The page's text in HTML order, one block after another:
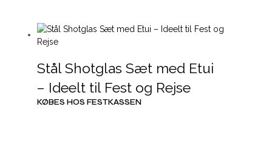
Stål Shotglas Sæt med Etui
– Ideelt til Fest og Rejse
KØBES HOS FESTKASSEN